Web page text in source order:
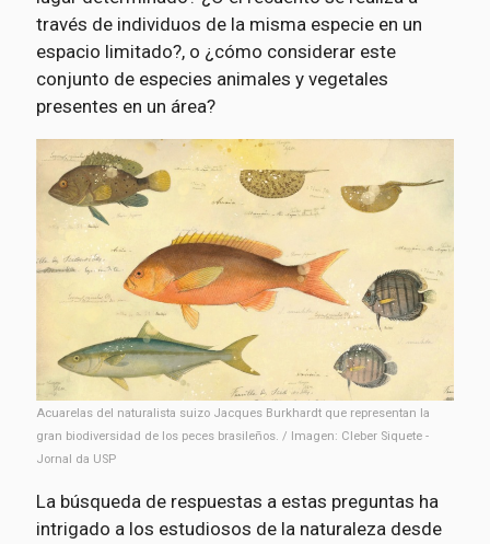
través de individuos de la misma especie en un
espacio limitado?, o ¿cómo considerar este
conjunto de especies animales y vegetales
presentes en un área?
Acuarelas del naturalista suizo Jacques Burkhardt que representan la
gran biodiversidad de los peces brasileños. / Imagen: Cleber Siquete -
Jornal da USP
La búsqueda de respuestas a estas preguntas ha
intrigado a los estudiosos de la naturaleza desde